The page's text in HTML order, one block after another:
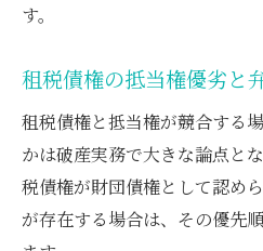
す。
租税債権の抵当権優劣と
租税債権と抵当権が競合する
かは破産実務で大きな論点と
税債権が財団債権として認め
が存在する場合は、その優先